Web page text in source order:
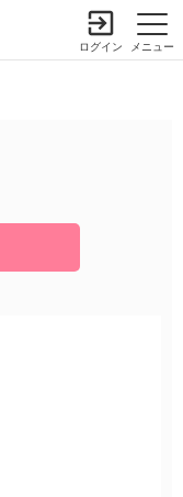
メニュー
ログイン